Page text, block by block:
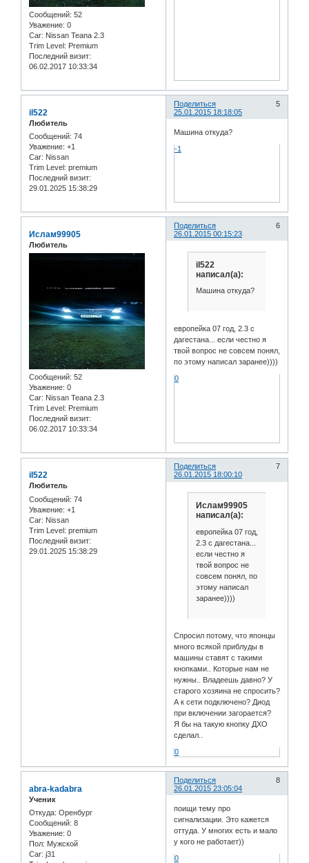
Сообщений: 52
Уважение: 0
Car: Nissan Teana 2.3
Trim Level: Premium
Последний визит:
06.02.2017 10:33:34
Поделиться
5
25.01.2015 18:18:05
il522
Любитель
Сообщений: 74
Уважение: +1
Car: Nissan
Trim Level: premium
Последний визит:
29.01.2025 15:38:29
Машина откуда?
-1
Поделиться
6
26.01.2015 00:15:23
Ислам99905
Любитель
Сообщений: 52
Уважение: 0
Car: Nissan Teana 2.3
Trim Level: Premium
Последний визит:
06.02.2017 10:33:34
il522
написал(а):
Машина откуда?
европейка 07 год, 2.3 с
дагестана... если честно я
твой вопрос не совсем понял,
по этому написал заранее))))
0
Поделиться
7
26.01.2015 18:00:10
il522
Любитель
Сообщений: 74
Уважение: +1
Car: Nissan
Trim Level: premium
Последний визит:
29.01.2025 15:38:29
Ислам99905
написал(а):
европейка 07 год,
2.3 с дагестана...
если честно я
твой вопрос не
совсем понял, по
этому написал
заранее))))
Спросил потому, что японцы
много всякой приблуды в
машины ставят с такими
кнопками.. Которые нам не
нужны.. Владеешь давно? У
старого хозяина не спросить?
А к сети подключено? Диод
при включении загорается?
Я бы на такую кнопку ДХО
сделал..
0
Поделиться
8
26.01.2015 23:05:04
abra-kadabra
Ученик
Откуда: Оренбург
Сообщений: 8
Уважение: 0
Пол: Мужской
Car: j31
поищи тему про
сигнализации. Это кажется
оттуда. У многих есть и мало
у кого не работает))
0